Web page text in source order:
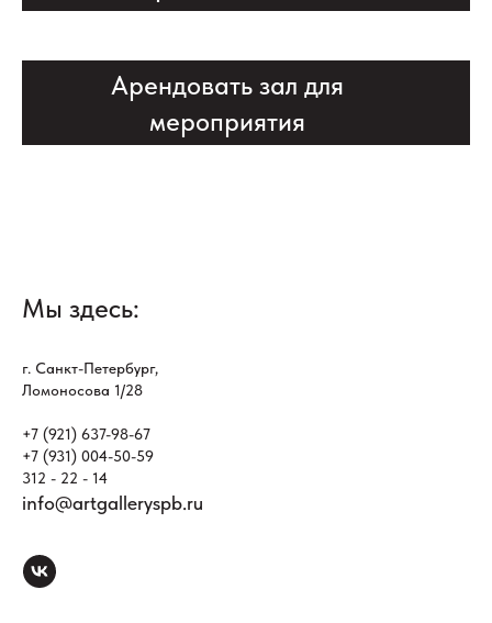
Арендовать зал для
мероприятия
Мы здесь:
г. Санкт-Петербург,
Ломоносова 1/28
+7 (921) 637-98-67
+7 (931) 004-50-59
312 - 22 - 14
info@artgalleryspb.ru